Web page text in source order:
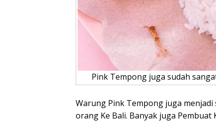
Pink Tempong juga sudah
Warung Pink Tempong juga
orang Ke Bali. Banyak juga